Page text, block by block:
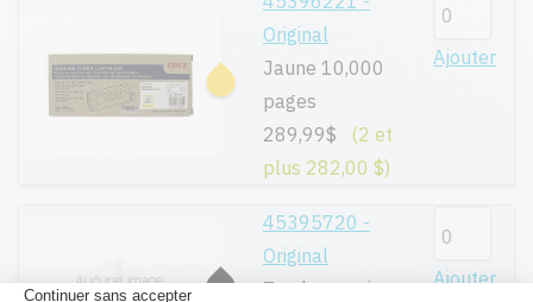
Original
Jaune 10,000
pages
289,99$
(2 et
plus 282,00 $)
Ajouter
45395720 -
Original
Tambour noir
Ajouter